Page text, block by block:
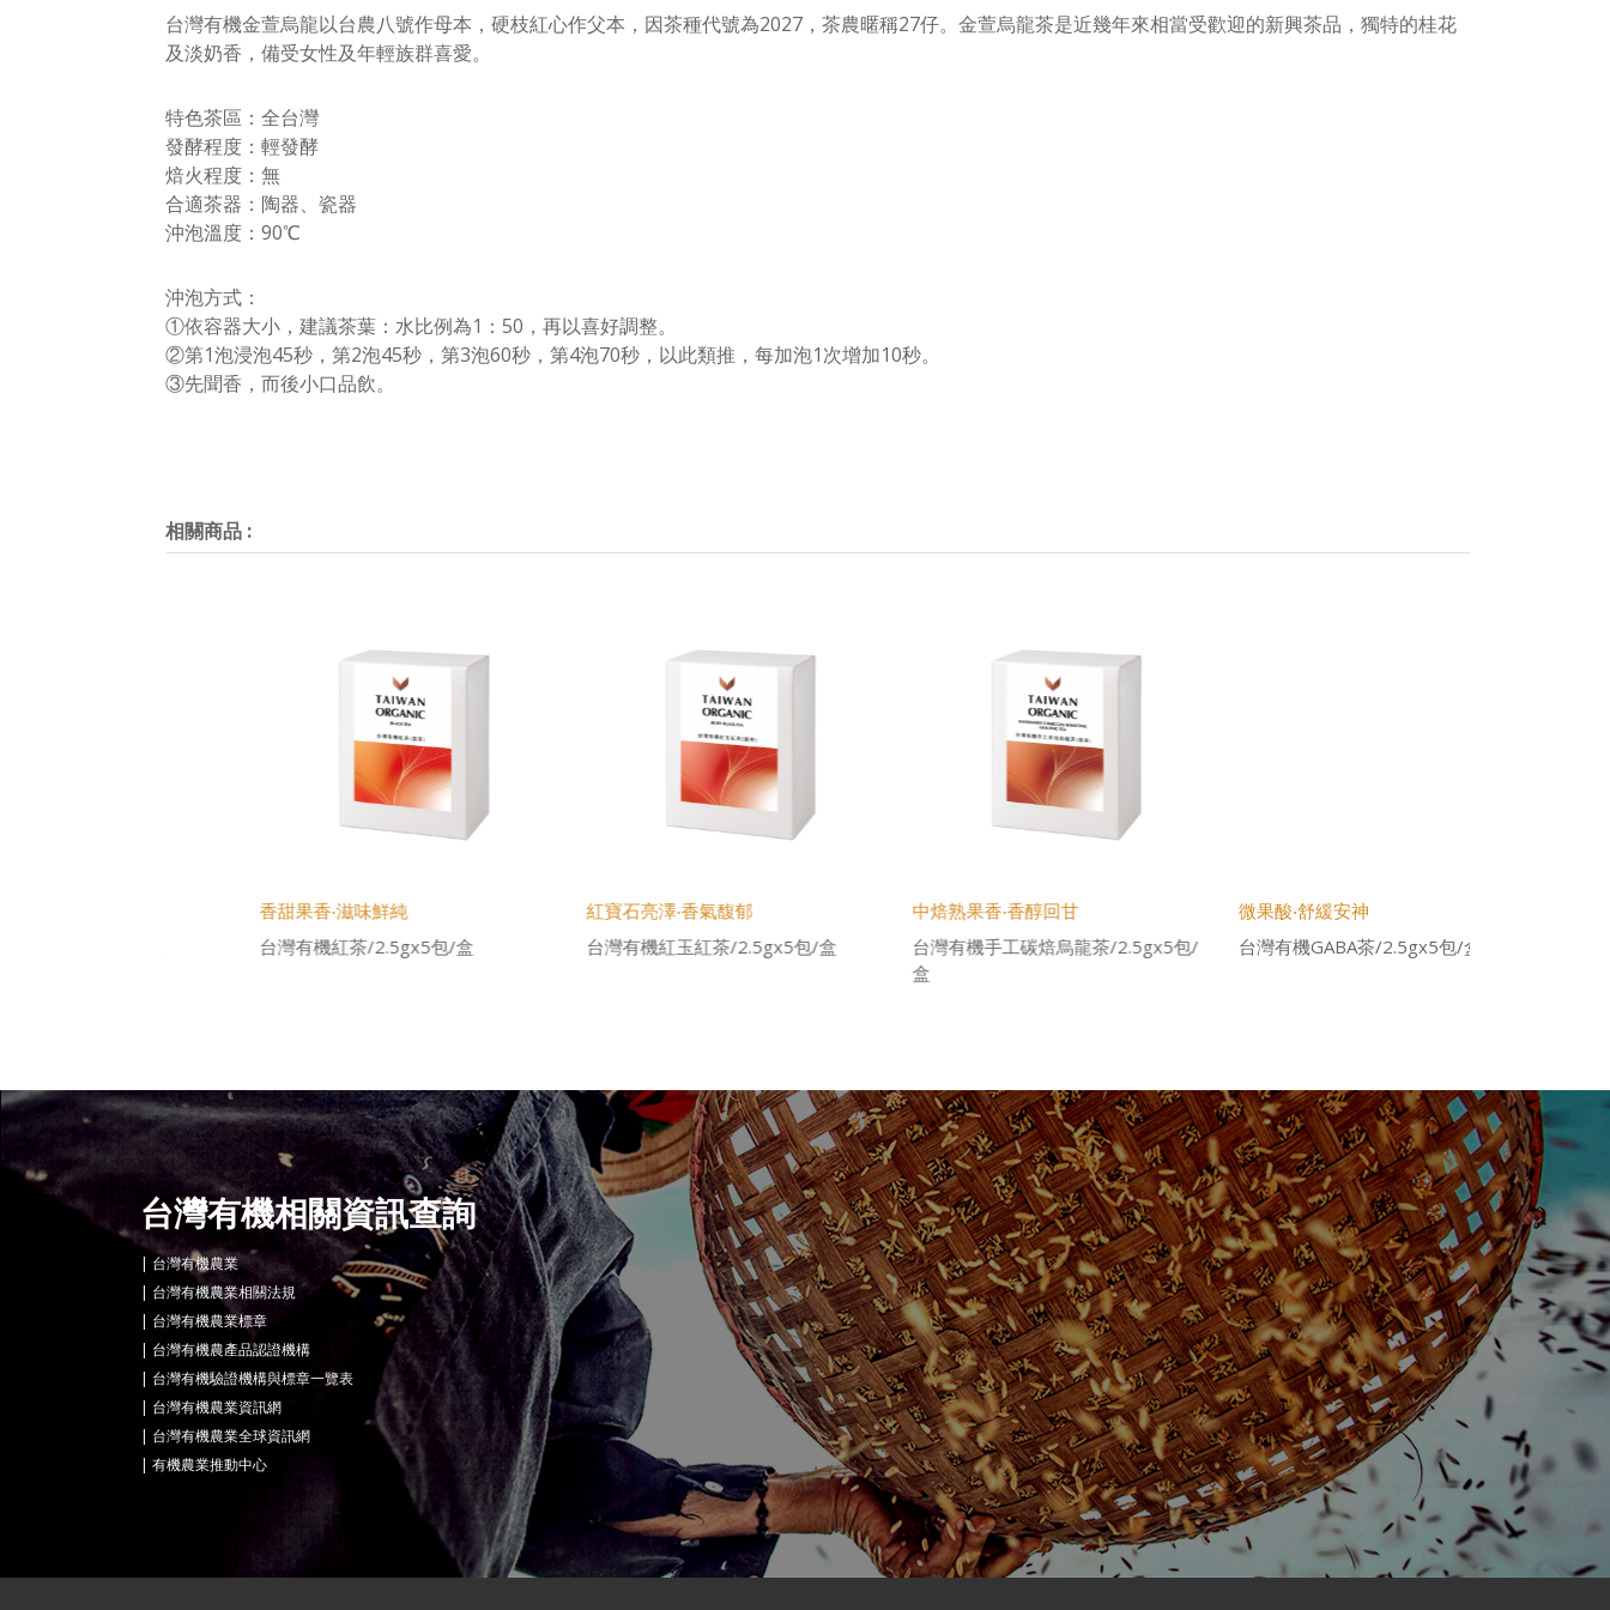
台灣有機金萱烏龍以台農八號作母本，硬枝紅心作父本，因茶種代號為2027，茶農暱稱27仔。金萱烏龍茶是近幾年來相當受歡迎的新興茶品，獨特的桂花
及淡奶香，備受女性及年輕族群喜愛。
特色茶區：全台灣
發酵程度：輕發酵
焙火程度：無
合適茶器：陶器、瓷器
沖泡溫度：90℃
沖泡方式：
①依容器大小，建議茶葉：水比例為1：50，再以喜好調整。
②第1泡浸泡45秒，第2泡45秒，第3泡60秒，第4泡70秒，以此類推，每加泡1次增加10秒。
③先聞香，而後小口品飲。
相關商品 :
香甜果香‧滋味鮮純
台灣有機紅茶/2.5gx5包/盒
紅寶石亮澤‧香氣馥郁
台灣有機紅玉紅茶/2.5gx5包/盒
中焙熟果香‧香醇回甘
台灣有機手工碳焙烏龍茶/2.5gx5包/
微果酸‧舒緩安神
台灣有機GABA茶/2.5gx5包/盒
台灣有機相關資訊查詢
台灣有機農業
台灣有機農業相關法規
台灣有機農業標章
台灣有機農產品認證機構
台灣有機驗證機構與標章一覽表
台灣有機農業資訊網
台灣有機農業全球資訊網
有機農業推動中心